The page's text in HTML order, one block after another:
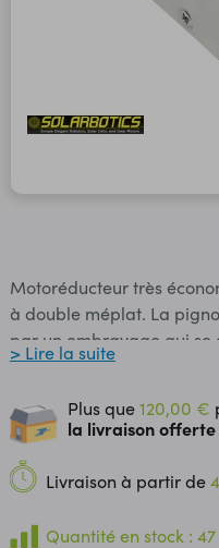
Motoréducteur très
à double méplat. La
par un embrayage qui se
S'utilise notamment avec
moteur). Moteur utilisé: RM3 Alimentation: 3 à 9 Vcc
Réduction: 224:1 Vitesse:
kg.cm Fixation: - 2 trous
Dimensions: 55 x 48 x 23
> Lire la suite
Plus que120,00 €
la livraison offerte
Livraison à partir de
Quantité en stock : 47